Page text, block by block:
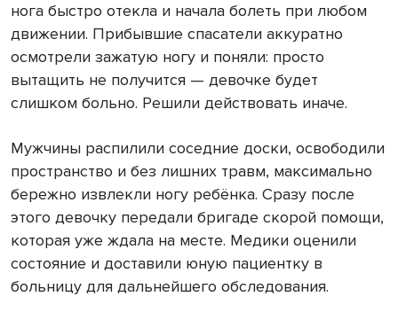
нога быстро отекла и начала болеть при любом
движении. Прибывшие спасатели аккуратно
осмотрели зажатую ногу и поняли: просто
вытащить не получится — девочке будет
слишком больно. Решили действовать иначе.
Мужчины распилили соседние доски, освободили
пространство и без лишних травм, максимально
бережно извлекли ногу ребёнка. Сразу после
этого девочку передали бригаде скорой помощи,
которая уже ждала на месте. Медики оценили
состояние и доставили юную пациентку в
больницу для дальнейшего обследования.